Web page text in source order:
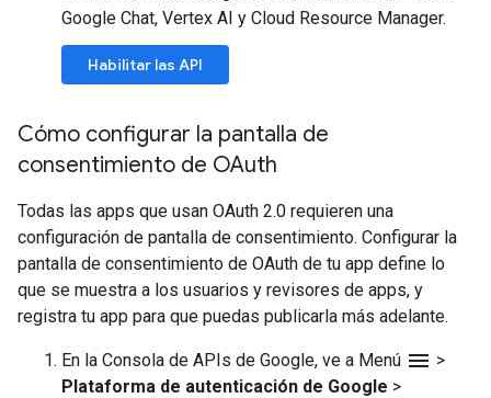
Google Chat, Vertex AI y Cloud Resource Manager.
Habilitar las API
Cómo configurar la pantalla de
consentimiento de OAuth
Todas las apps que usan OAuth 2.0 requieren una
configuración de pantalla de consentimiento. Configurar la
pantalla de consentimiento de OAuth de tu app define lo
que se muestra a los usuarios y revisores de apps, y
registra tu app para que puedas publicarla más adelante.
En la Consola de APIs de Google, ve a Menú menu >
Plataforma de autenticación de Google >